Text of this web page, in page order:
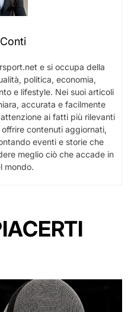
e si occupa della
politica, economia,
e lifestyle. Nei suoi articoli
accurata e facilmente
ai fatti più rilevanti
contenuti aggiornati,
eventi e storie che
meglio ciò che accade in
mondo.